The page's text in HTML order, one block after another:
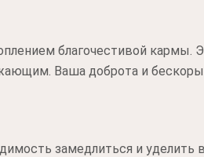
благочестивой кармы.
Ваша доброта и
замедлиться и уделить